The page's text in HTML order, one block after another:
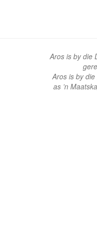
Aros is by die
Aros is by
as ’n